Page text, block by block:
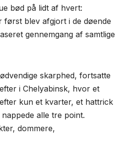
bød på lidt af hvert:
blev afgjort i de døende
gennemgang af samtlige
skarphed, fortsatte
i Chelyabinsk, hvor et
kun et kvarter, et hattrick
alle tre point.
dommere,